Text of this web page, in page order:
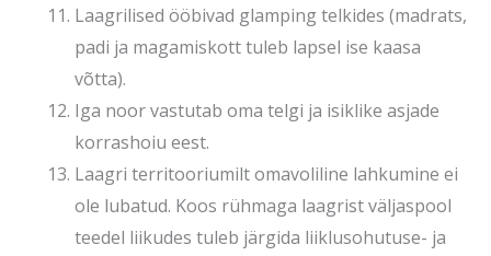
Laagrilised ööbivad glamping telkides (madrats,
padi ja magamiskott tuleb lapsel ise kaasa
võtta).
Iga noor vastutab oma telgi ja isiklike asjade
korrashoiu eest.
Laagri territooriumilt omavoliline lahkumine ei
ole lubatud. Koos rühmaga laagrist väljaspool
teedel liikudes tuleb järgida liiklusohutuse- ja